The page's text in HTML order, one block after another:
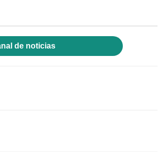
de noticias